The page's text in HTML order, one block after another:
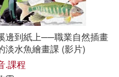
邊到紙上──職業自然插畫
淡水魚繪畫課 (影片)
.課程